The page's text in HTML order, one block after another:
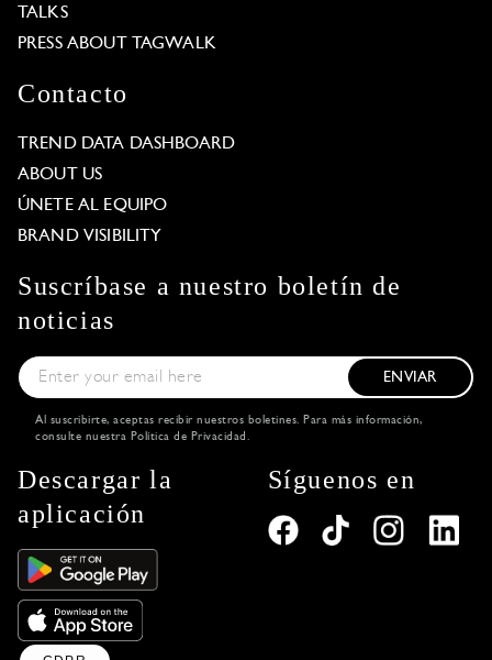
TALKS
PRESS ABOUT TAGWALK
Contacto
TREND DATA DASHBOARD
ABOUT US
ÚNETE AL EQUIPO
BRAND VISIBILITY
Suscríbase a nuestro boletín de
noticias
ENVIAR
Al suscribirte, aceptas recibir nuestros boletines. Para más información,
consulte nuestra Política de Privacidad .
Descargar la
aplicación
Síguenos en